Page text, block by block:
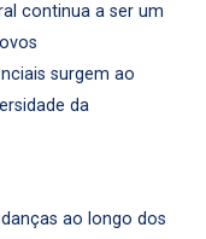
continua a ser um
surgem ao
da
ao longo dos